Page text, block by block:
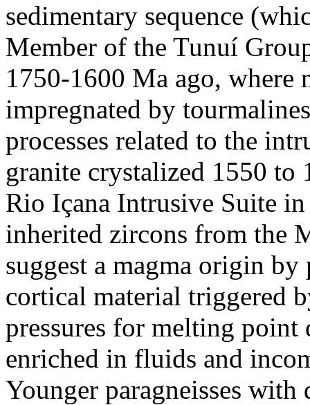
sedimentary sequence
Member of the Tunuí
1750-1600 Ma ago, where
impregnated by
processes related to the
granite crystalized 1550 to
Rio Içana Intrusive Suite
inherited zircons from the
suggest a magma origin
cortical material triggered
pressures for melting point
enriched in fluids and
Younger paragneisses